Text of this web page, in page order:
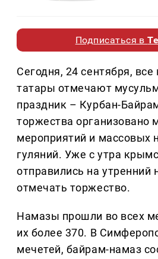
Подписаться в
Сегодня, 24 сентября,
татары отмечают
праздник – Курбан-
торжества организовано
мероприятий и массовых
гуляний. Уже с утра
отправились на утренний
отмечать торжество.
Намазы прошли во всех
их более 370. В
мечетей, байрам-намаз